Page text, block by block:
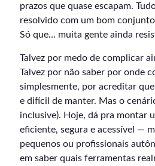
prazos que quase escapam.
resolvido com um bom
Só que… muita gente ainda
Talvez por medo de complicar
Talvez por não saber por onde
simplesmente, por acreditar
e difícil de manter. Mas o
inclusive). Hoje, dá pra montar
eficiente, segura e acessível —
pequenos ou profissionais
em saber quais ferramentas